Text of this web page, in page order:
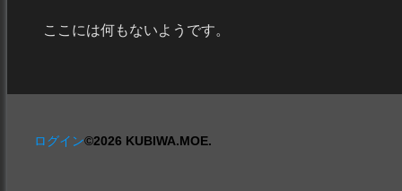
ここには何もないようです。
ログイン©2026 KUBIWA.MOE.